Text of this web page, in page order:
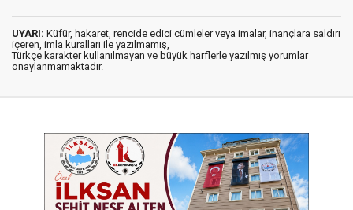
UYARI: Küfür, hakaret, rencide edici cümleler veya imalar, inançlara saldırı
içeren, imla kuralları ile yazılmamış,
Türkçe karakter kullanılmayan ve büyük harflerle yazılmış yorumlar
onaylanmamaktadır.